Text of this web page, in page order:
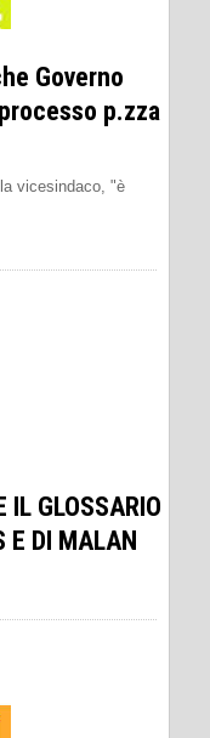
Governo
p.zza
vicesindaco, "è
IL GLOSSARIO
E DI MALAN